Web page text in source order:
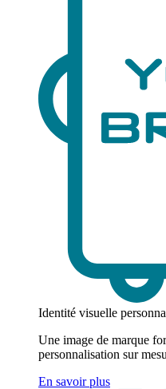
Identité visuelle
Une image de marque
personnalisation sur
En savoir plus